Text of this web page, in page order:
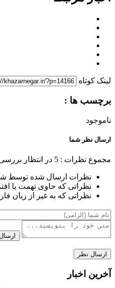
لینک کوتاه
برچسب ها :
ناموجود
ارسال نظر شما
مجموع نظرات : 5 در انتظار بررسی
نظرات ارسال شده توسط
نظراتی که حاوی تهمت یا
نظراتی که به غیر از زبان
آخرین اخبار